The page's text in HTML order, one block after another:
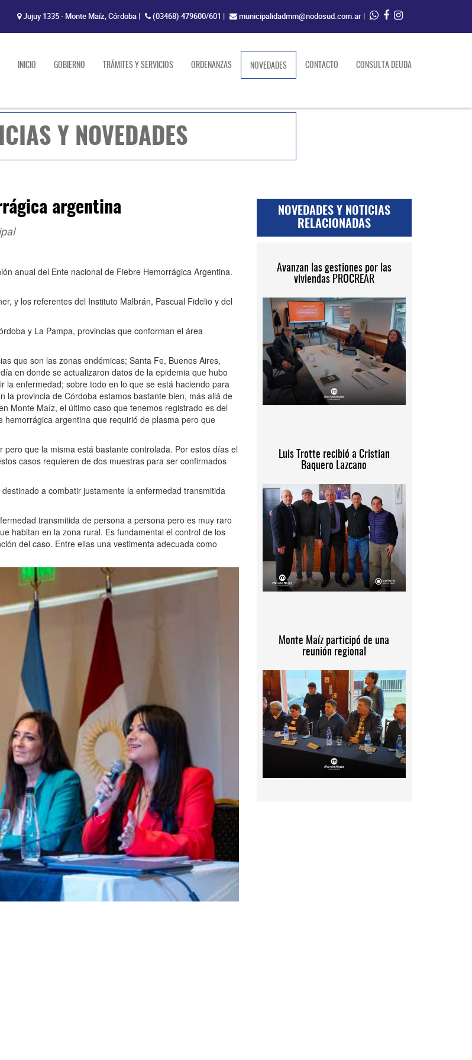
Jujuy 1335 - Monte Maíz, Córdoba | (03468) 479600/601 | municipalidadmm@nodosud.com.ar |
INICIO GOBIERNO TRÁMITES Y SERVICIOS ORDENANZAS NOVEDADES(current)CONTACTO CONSULTA DEUDA
Y NOVEDADES
argentina
anual del Ente nacional de Fiebre Hemorrágica Argentina.
y los referentes del Instituto Malbrán, Pascual Fidelio y del
y La Pampa, provincias que conforman el área
que son las zonas endémicas; Santa Fe, Buenos Aires,
en donde se actualizaron datos de la epidemia que hubo
enfermedad; sobre todo en lo que se está haciendo para
provincia de Córdoba estamos bastante bien, más allá de
Monte Maíz, el último caso que tenemos registrado es del
argentina que requirió de plasma pero que
que la misma está bastante controlada. Por estos días el
casos requieren de dos muestras para ser confirmados
a combatir justamente la enfermedad transmitida
transmitida de persona a persona pero es muy raro
habitan en la zona rural. Es fundamental el control de los
del caso. Entre ellas una vestimenta adecuada como
NOVEDADES Y NOTICIAS
RELACIONADAS
Avanzan las gestiones por las
viviendas PROCREAR
Luis Trotte recibió a Cristian
Baquero Lazcano
Monte Maíz participó de una
reunión regional